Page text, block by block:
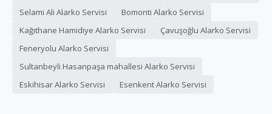
Selami Ali Alarko Servisi
Bomonti Alarko Servisi
Kağıthane Hamidiye Alarko Servisi
Çavuşoğlu Alarko Servisi
Feneryolu Alarko Servisi
Sultanbeyli Hasanpaşa mahallesi Alarko Servisi
Eskihisar Alarko Servisi
Esenkent Alarko Servisi